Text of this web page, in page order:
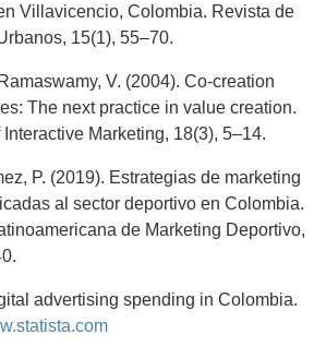
Villavicencio, Colombia. Revista de
15(1), 55–70.
V. (2004). Co‐creation
The next practice in value creation.
Marketing, 18(3), 5–14.
P. (2019). Estrategias de marketing
al sector deportivo en Colombia.
de Marketing Deportivo,
advertising spending in Colombia.